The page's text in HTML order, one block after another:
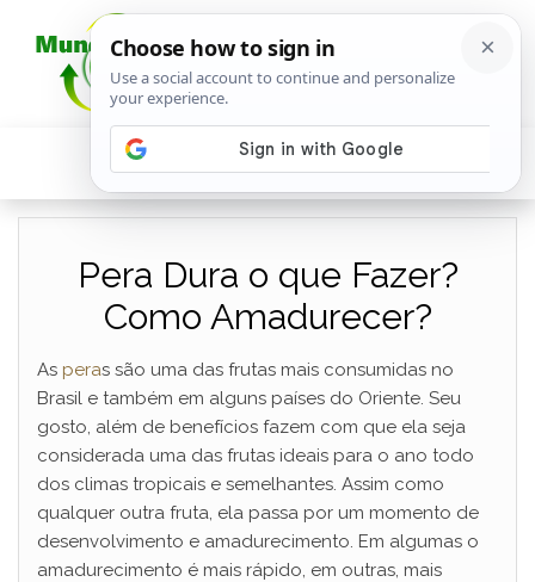
Pera Dura o que Fazer?
Como Amadurecer?
As peras são uma das frutas mais consumidas no
Brasil e também em alguns países do Oriente. Seu
gosto, além de benefícios fazem com que ela seja
considerada uma das frutas ideais para o ano todo
dos climas tropicais e semelhantes. Assim como
qualquer outra fruta, ela passa por um momento de
desenvolvimento e amadurecimento. Em algumas o
amadurecimento é mais rápido, em outras, mais